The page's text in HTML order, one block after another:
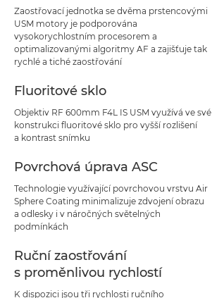
Zaostřovací jednotka se dvěma prstencovými
USM motory je podporována
vysokorychlostním procesorem a
optimalizovanými algoritmy AF a zajišťuje tak
rychlé a tiché zaostřování
Fluoritové sklo
Objektiv RF 600mm F4L IS USM využívá ve své
konstrukci fluoritové sklo pro vyšší rozlišení
a kontrast snímku
Povrchová úprava ASC
Technologie využívající povrchovou vrstvu Air
Sphere Coating minimalizuje zdvojení obrazu
a odlesky i v náročných světelných
podmínkách
Ruční zaostřování
s proměnlivou rychlostí
K dispozici jsou tři rychlosti ručního